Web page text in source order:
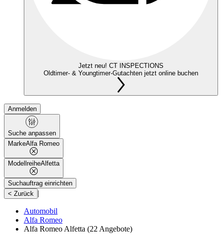
Jetzt neu! CT INSPECTIONS
Oldtimer- & Youngtimer-Gutachten jetzt online buchen
Anmelden
Suche anpassen
MarkeAlfa Romeo
ModellreiheAlfetta
Suchauftrag einrichten
< Zurück |
Automobil
Alfa Romeo
Alfa Romeo Alfetta (22 Angebote)